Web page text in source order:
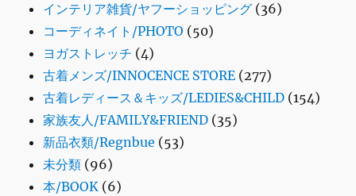
インテリア雑貨/ヤフーショッピング (36)
コーディネイト/PHOTO (50)
ヨガストレッチ (4)
古着メンズ/INNOCENCE STORE (277)
古着レディース＆キッズ/LEDIES&CHILD (154)
家族友人/FAMILY&FRIEND (35)
新品衣類/Regnbue (53)
未分類 (96)
本/BOOK (6)